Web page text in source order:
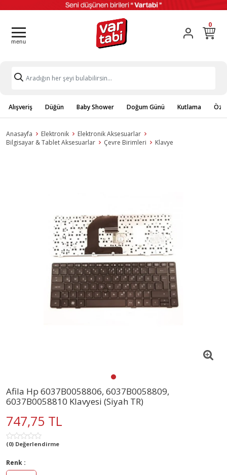
0
Alışveriş Düğün Baby Shower Doğum Günü Kutlama
Anasayfa Elektronik
Elektronik Aksesuarlar
Bilgisayar & Tablet Aksesuarlar
Çevre Birimleri Klavye
Afila Hp 6037B0058806, 6037B0058809,
6037B0058810 Klavyesi (Siyah TR)
747,75 TL
(0) Değerlendirme
Renk :